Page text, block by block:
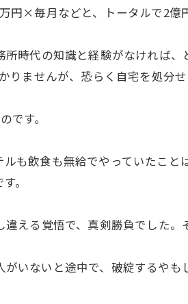
円×毎月などと、トータルで2億
時代の知識と経験がなければ、
ませんが、恐らく自宅を処分
です。
も飲食も無給でやっていたこと
。
える覚悟で、真剣勝負でした。
いないと途中で、破綻するやも